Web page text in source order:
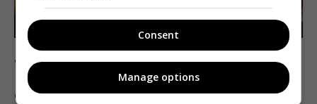
Фото:Litcentr
Сборник из 27 интервью, которые взял
Consent
Manage options